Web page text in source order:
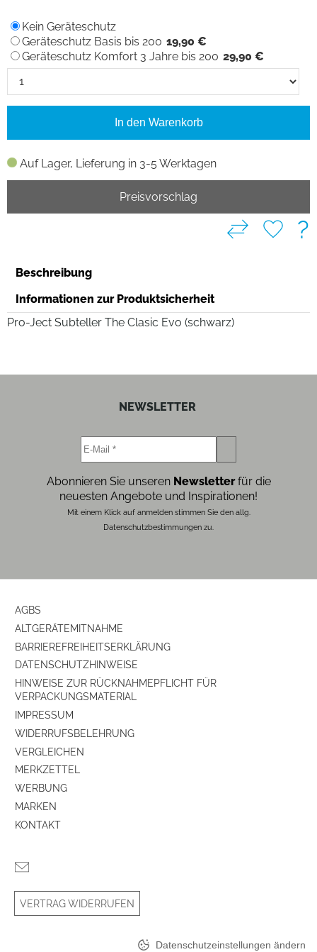
Auf Lager, Lieferung in 3-5 Werktagen
Kein Geräteschutz
Geräteschutz Basis bis 200 19,90 €
Geräteschutz Komfort 3 Jahre bis 200 29,90 €
In den Warenkorb
Preisvorschlag
?
Beschreibung
Informationen zur Produktsicherheit
Pro-Ject Subteller The Clasic Evo (schwarz)
NEWSLETTER
Abonnieren Sie unseren Newsletterfür die
neuesten Angebote und Inspirationen!
Mit einem Klick auf anmelden stimmen Sie den allg.
Datenschutzbestimmungen zu.
AGBS
ALTGERÄTEMITNAHME
BARRIEREFREIHEITSERKLÄRUNG
DATENSCHUTZHINWEISE
HINWEISE ZUR RÜCKNAHMEPFLICHT FÜR
VERPACKUNGSMATERIAL
IMPRESSUM
WIDERRUFSBELEHRUNG
VERGLEICHEN
MERKZETTEL
WERBUNG
MARKEN
KONTAKT
VERTRAG WIDERRUFEN
Datenschutzeinstellungen ändern